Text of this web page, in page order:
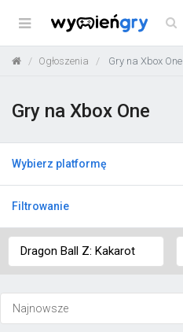
Menu
Ogłoszenia Gry na Xbox One
Gry na Xbox One
Wybierz platformę
Filtrowanie